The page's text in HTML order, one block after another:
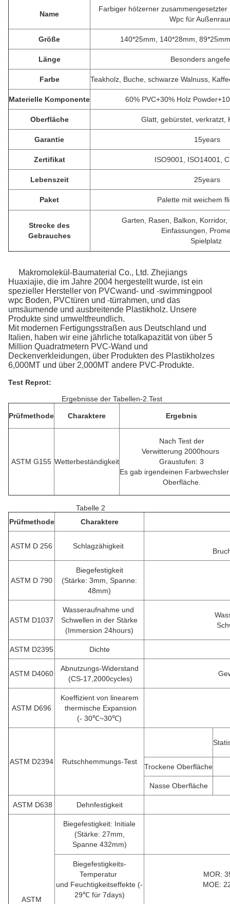
Name
Farbiger hölzerner
Wpc für
Größe 140*25mm, 140*28mm,
Länge Besonders
Farbe Teakholz, Buche, schwarze Walnuss,
Materielle Komponente 60% PVC+30% Holz
Oberfläche Glatt, gebürstet, verkratzt,
Garantie 15years
Zertifikat ISO9001, ISO14001,
Lebenszeit 25years
Paket Palette mit weichem
Strecke des
Gebrauches
Garten, Rasen, Balkon, Korridor,
Einfassungen,
Spielplatz
Makromolekül-Baumaterial Co., Ltd. Zhejiangs
Huaxiajie, die im Jahre 2004 hergestellt wurde, ist ein
spezieller Hersteller von PVCwand- und -swimmingpool
wpc Boden, PVCtüren und -türrahmen, und das
umsäumende und ausbreitende Plastikholz. Unsere
Produkte sind umweltfreundlich.
Mit modernen Fertigungsstraßen aus Deutschland und
Italien, haben wir eine jährliche totalkapazität von über 5
Million Quadratmetern PVC-Wand und
Deckenverkleidungen, über Produkten des Plastikholzes
6,000MT und über 2,000MT andere PVC-Produkte.
Test Reprot:
Ergebnisse der Tabellen-2.Test
Prüfmethode Charaktere Ergebnis
ASTM G155 Wetterbeständigkeit
Nach Test der
Verwitterung 2000hours
Graustufen: 3
Es gab irgendeinen
Oberfläche.
Tabelle 2
Prüfmethode
Charaktere
ASTM D 256 Schlagzähigkeit
ASTM D 790
Biegefestigkeit
(Stärke: 3mm, Spanne:
48mm)
ASTM D1037
Wasseraufnahme und
Schwellen in der Stärke
(Immersion 24hours)
ASTM D2395 Dichte
ASTM D4060
Abnutzungs-Widerstand
(CS-17,2000cycles)
ASTM D696
Koeffizient von linearem
thermische Expansion
(- 30℃~30℃)
ASTM D2394 Rutschhemmungs-Test
Trockene Oberfläche
Nasse Oberfläche
ASTM D638 Dehnfestigkeit
ASTM
Biegefestigkeit: Initiale
(Stärke: 27mm,
Spanne 432mm)
Biegefestigkeits-
Temperatur
und Feuchtigkeitseffekte (-
29℃ für 7days)
MOR:
MOE: